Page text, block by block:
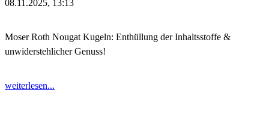
08.11.2025, 13:13
Moser Roth Nougat Kugeln: Enthüllung der Inhaltsstoffe &
unwiderstehlicher Genuss!
weiterlesen...